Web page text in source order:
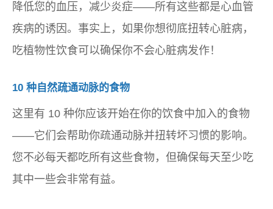
降低您的血压，减少炎症——所有这些都是心血管
疾病的诱因。事实上，如果你想彻底扭转心脏病，
吃植物性饮食可以确保你不会心脏病发作！
10 种自然疏通动脉的食物
这里有 10 种你应该开始在你的饮食中加入的食物
——它们会帮助你疏通动脉并扭转坏习惯的影响。
您不必每天都吃所有这些食物，但确保每天至少吃
其中一些会非常有益。